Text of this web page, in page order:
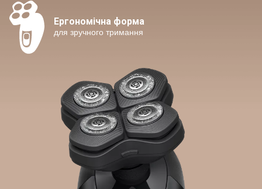
Ергономічна форма
для зручного тримання